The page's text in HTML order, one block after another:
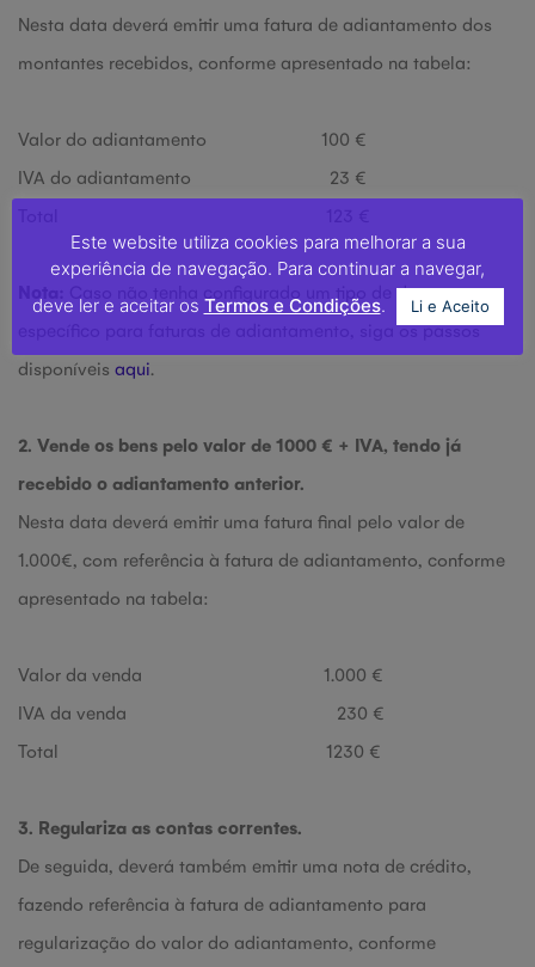
Nesta data deverá emitir uma fatura de adiantamento dos
montantes recebidos, conforme apresentado na tabela:
Valor do adiantamento 100 €
IVA do adiantamento 23 €
Caso não tenha configurado um tipo de documento
específico para faturas de adiantamento, siga os passos
disponíveis aqui.
2. Vende os bens pelo valor de 1000 € + IVA, tendo já
recebido o adiantamento anterior.
Nesta data deverá emitir uma fatura final pelo valor de
1.000€, com referência à fatura de adiantamento, conforme
apresentado na tabela:
Valor da venda 1.000 €
IVA da venda 230 €
Total 1230 €
3. Regulariza as contas correntes.
De seguida, deverá também emitir uma nota de crédito,
fazendo referência à fatura de adiantamento para
regularização do valor do adiantamento, conforme
Este website utiliza cookies para melhorar a sua
experiência de navegação. Para continuar a navegar,
deve ler e aceitar os Termos e Condições. Li e Aceito